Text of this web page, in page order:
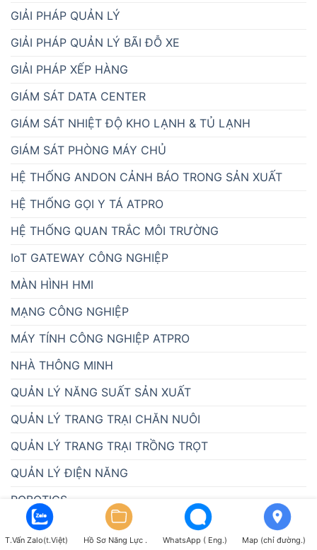
GIẢI PHÁP QUẢN LÝ
GIẢI PHÁP QUẢN LÝ BÃI ĐỖ XE
GIẢI PHÁP XẾP HÀNG
GIÁM SÁT DATA CENTER
GIÁM SÁT NHIỆT ĐỘ KHO LẠNH & TỦ LẠNH
GIÁM SÁT PHÒNG MÁY CHỦ
HỆ THỐNG ANDON CẢNH BÁO TRONG SẢN XUẤT
HỆ THỐNG GỌI Y TÁ ATPRO
HỆ THỐNG QUAN TRẮC MÔI TRƯỜNG
IoT GATEWAY CÔNG NGHIỆP
MÀN HÌNH HMI
MẠNG CÔNG NGHIỆP
MÁY TÍNH CÔNG NGHIỆP ATPRO
NHÀ THÔNG MINH
QUẢN LÝ NĂNG SUẤT SẢN XUẤT
QUẢN LÝ TRANG TRẠI CHĂN NUÔI
QUẢN LÝ TRANG TRẠI TRỒNG TRỌT
QUẢN LÝ ĐIỆN NĂNG
ROBOTICS
THỊ GIÁC MÁY
T.Vấn Zalo(t.Việt) Hồ Sơ Năng Lực . WhatsApp ( Eng.) Map (chỉ đường.)